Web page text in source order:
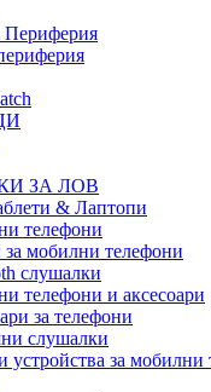
ЗА ЛОВ
& Лаптопи
телефони
за мобилни телефони
слушалки
телефони и аксесоари
за телефони
слушалки
устройства за мобилни